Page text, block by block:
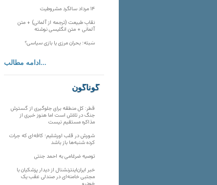
۱۴ مرداد سالگرد مشروطیت
نقابِ طبیعت (ترجمه از آلمانی) + متن
آلمانی + متن انگلیسی نوشته
سَبته؛ بحران مرزی یا بازی سیاسی؟
ادامه مطالب...
گوناگون
قطر: کل منطقه برای جلوگیری از گسترش
جنگ در تلاش است اما هنوز خبری از
مذاکره مستقیم نیست
شورش در قلب اورشلیم؛ کافه‌ای که جرات
کرده شنبه‌ها باز باشد
توصیه ضرغامی به احمد جنتی
خبر ایران‌اینترنشنال از دیدار پزشکیان با
مجتبی خامنه‌ای در صندلی عقب یک